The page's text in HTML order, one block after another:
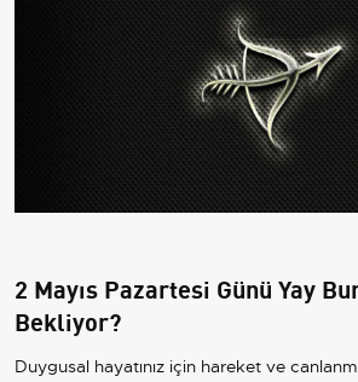
2 Mayıs Pazartesi Günü Yay
Bekliyor?
Duygusal hayatınız için hareket ve